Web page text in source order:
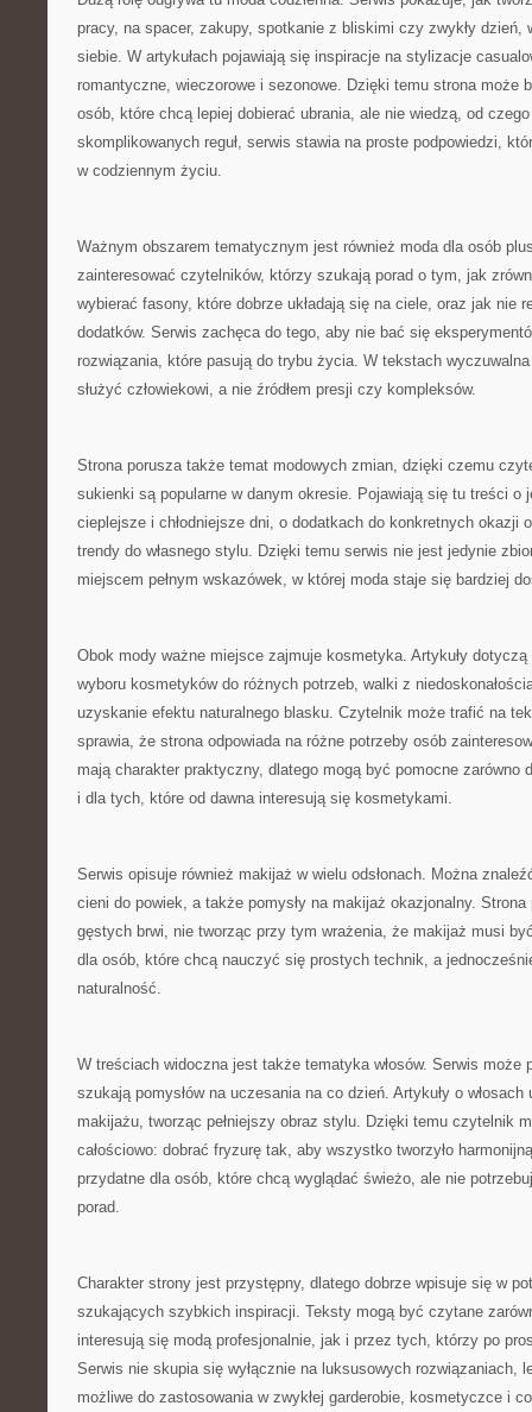
pracy, na spacer, zakupy, spotkanie z bliskimi czy zwykły
siebie. W artykułach pojawiają się inspiracje na stylizacje
romantyczne, wieczorowe i sezonowe. Dzięki temu strona może
osób, które chcą lepiej dobierać ubrania, ale nie wiedzą, od
skomplikowanych reguł, serwis stawia na proste podpowiedzi,
w codziennym życiu.
Ważnym obszarem tematycznym jest również moda dla osób
zainteresować czytelników, którzy szukają porad o tym, jak
wybierać fasony, które dobrze układają się na ciele, oraz jak nie
dodatków. Serwis zachęca do tego, aby nie bać się
rozwiązania, które pasują do trybu życia. W tekstach
służyć człowiekowi, a nie źródłem presji czy kompleksów.
Strona porusza także temat modowych zmian, dzięki czemu
sukienki są popularne w danym okresie. Pojawiają się tu treści o
cieplejsze i chłodniejsze dni, o dodatkach do konkretnych okazji
trendy do własnego stylu. Dzięki temu serwis nie jest jedynie
miejscem pełnym wskazówek, w której moda staje się bardziej
Obok mody ważne miejsce zajmuje kosmetyka. Artykuły dotyczą
wyboru kosmetyków do różnych potrzeb, walki z
uzyskanie efektu naturalnego blasku. Czytelnik może trafić na
sprawia, że strona odpowiada na różne potrzeby osób
mają charakter praktyczny, dlatego mogą być pomocne zarówno
i dla tych, które od dawna interesują się kosmetykami.
Serwis opisuje również makijaż w wielu odsłonach. Można
cieni do powiek, a także pomysły na makijaż okazjonalny.
gęstych brwi, nie tworząc przy tym wrażenia, że makijaż musi
dla osób, które chcą nauczyć się prostych technik, a
naturalność.
W treściach widoczna jest także tematyka włosów. Serwis może
szukają pomysłów na uczesania na co dzień. Artykuły o włosach
makijażu, tworząc pełniejszy obraz stylu. Dzięki temu czytelnik
całościowo: dobrać fryzurę tak, aby wszystko tworzyło
przydatne dla osób, które chcą wyglądać świeżo, ale nie
porad.
Charakter strony jest przystępny, dlatego dobrze wpisuje się w
szukających szybkich inspiracji. Teksty mogą być czytane
interesują się modą profesjonalnie, jak i przez tych, którzy po
Serwis nie skupia się wyłącznie na luksusowych rozwiązaniach,
możliwe do zastosowania w zwykłej garderobie, kosmetyczce i